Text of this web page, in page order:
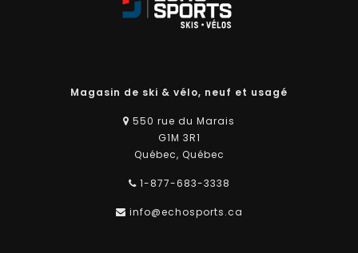
Magasin de ski & vélo, neuf et usagé
550 rue du Marais
G1M 3R1
Québec, Québec
1-877-683-3338
info@echosports.ca